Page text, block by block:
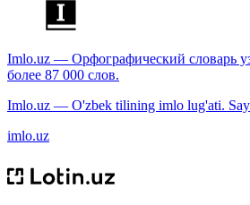
Imlo.uz — Орфографический словарь
более 87 000 слов.
Imlo.uz — O'zbek tilining imlo lug'ati.
imlo.uz